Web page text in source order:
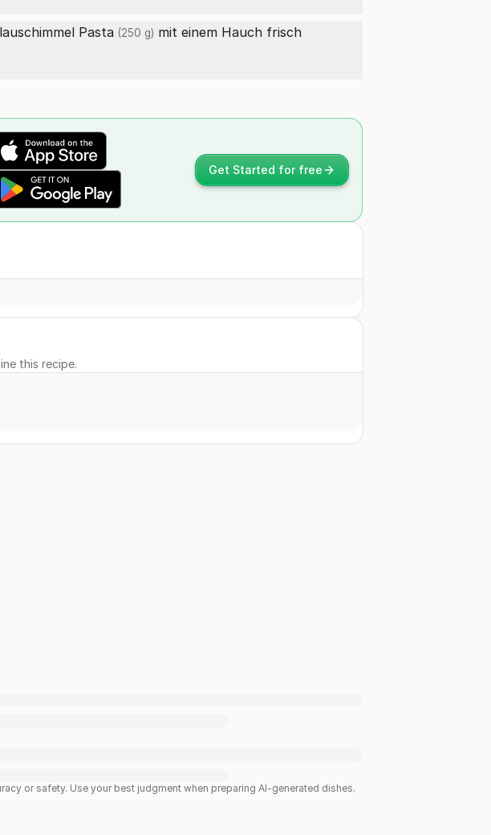
Pasta (250 g) mit einem Hauch frisch
Get Started for free
this recipe.
or safety. Use your best judgment when preparing AI-generated dishes.